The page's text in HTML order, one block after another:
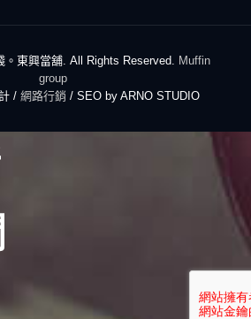
東興當舖. All Rights Reserved. Muffin
group
/ 網路行銷 / SEO by ARNO STUDIO